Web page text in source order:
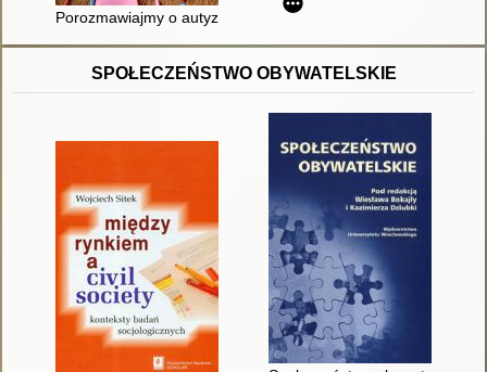
Porozmawiajmy o autyzmie : przewodnik dla rodziców i
SPOŁECZEŃSTWO OBYWATELSKIE